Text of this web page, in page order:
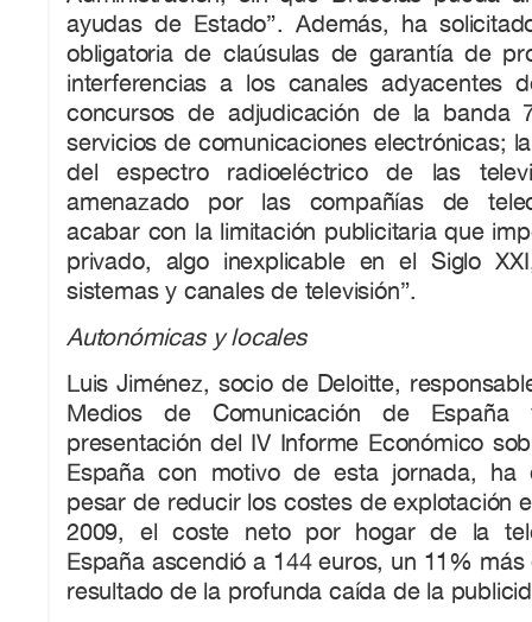
ayudas de Estado”. Además, ha
obligatoria de claúsulas de garantía de
interferencias a los canales adyacentes
concursos de adjudicación de la banda
servicios de comunicaciones electrónicas;
del espectro radioeléctrico de las
amenazado por las compañías de
acabar con la limitación publicitaria que
privado, algo inexplicable en el Siglo
sistemas y canales de televisión”.
Autonómicas y locales
Luis Jiménez, socio de Deloitte,
Medios de Comunicación de
presentación del IV Informe Económico
España con motivo de esta jornada, ha
pesar de reducir los costes de explotación
2009, el coste neto por hogar de la
España ascendió a 144 euros, un 11% más
resultado de la profunda caída de la